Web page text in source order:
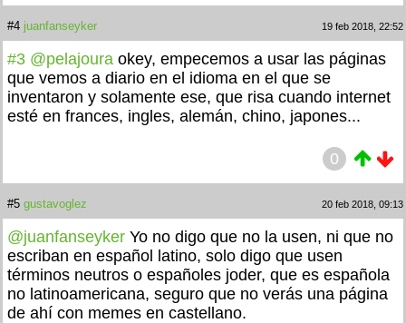
#4 juanfanseyker 19 feb 2018, 22:52
#3 @pelajoura okey, empecemos a usar las páginas
que vemos a diario en el idioma en el que se
inventaron y solamente ese, que risa cuando internet
esté en frances, ingles, alemán, chino, japones...
0
#5 gustavoglez 20 feb 2018, 09:13
@juanfanseyker Yo no digo que no la usen, ni que no
escriban en español latino, solo digo que usen
términos neutros o españoles joder, que es española
no latinoamericana, seguro que no verás una página
de ahí con memes en castellano.